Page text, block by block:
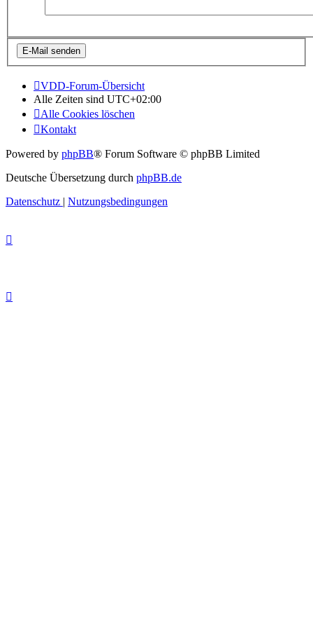
VDD-Forum-Übersicht
Alle Zeiten sind UTC+02:00
Alle Cookies löschen
Kontakt
Powered by phpBB® Forum Software © phpBB Limited
Deutsche Übersetzung durch phpBB.de
Datenschutz | Nutzungsbedingungen